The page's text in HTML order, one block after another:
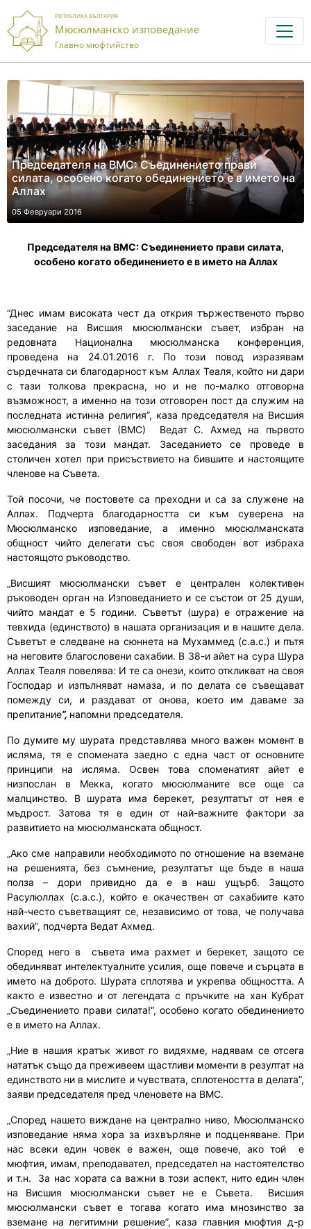
РЕПУБЛИКА БЪЛГАРИЯ
Мюсюлманско изповедание
Главно мюфтийство
Председателя на ВМС: Съединението прави
силата, особено когато обединението е в името на
Аллах
05 Февруари 2016
Председателя на ВМС: Съединението прави силата,
особено когато обединението е в името на Аллах
“Днес имам високата чест да открия тържественото първо
заседание на Висшия мюсюлмански съвет, избран на
редовната Национална мюсюлманска конференция,
проведена на 24.01.2016 г. По този повод изразявам
сърдечната си благодарност към Аллах Теаля, който ни дари
с тази толкова прекрасна, но и не по-малко отговорна
възможност, а именно на този отговорен пост да служим на
последната истинна религия”, каза председателя на Висшия
мюсюлмански съвет (ВМС)
Ведат С. Ахмед на първото
заседания за този мандат. Заседанието се проведе в
столичен хотел при присъствието на бившите и настоящите
членове на Съвета.
Той посочи, че постовете са преходни и са за служене на
Аллах. Подчерта благодарността си към суверена на
Мюсюлманско изповедание, а именно мюсюлманската
общност чийто делегати със своя свободен вот избраха
настоящото ръководство.
„Висшият мюсюлмански съвет е централен колективен
ръководен орган на Изповеданието и се състои от 25 души,
чийто мандат е 5 години. Съветът (шура) е отражение на
тевхида (единството) в нашата организация и в нашите дела.
Съветът е следване на сюннета на Мухаммед (с.а.с.) и пътя
на неговите благословени сахабии. В 38-и айет на сура Шура
Аллах Теаля повелява: И те са онези, които откликват на своя
Господар и изпълняват намаза, и по делата се съвещават
помежду си, и раздават от онова, което им даваме за
препитание”, напомни председателя.
По думите му шурата представлява много важен момент в
исляма, тя е спомената заедно с една част от основните
принципи на исляма. Освен това споменатият айет е
низпослан в Мекка, когато мюсюлманите все още са
малцинство. В шурата има берекет, резултатът от нея е
мъдрост. Затова тя е един от най-важните фактори за
развитието на мюсюлманската общност.
„Ако сме направили необходимото по отношение на вземане
на решенията, без съмнение, резултатът ще бъде в наша
полза – дори привидно да е в наш ущърб. Защото
Расулюллах (с.а.с.), който е окачествен от сахабиите като
най-често съветващият се, независимо от това, че получава
вахий”, подчерта Ведат Ахмед.
Според него в
съвета има рахмет и берекет, защото се
обединяват интелектуалните усилия, още повече и сърцата в
името на доброто. Шурата сплотява и укрепва общността. А
както е известно и от легендата с пръчките на хан Кубрат
„Съединението прави силата!“, особено когато обединението
е в името на Аллах.
„Ние в нашия кратък живот го видяхме, надявам се отсега
нататък също да преживеем щастливи моменти в резултат на
единството ни в мислите и чувствата, сплотеността в делата”,
заяви председателя пред членовете на ВМС.
„Според нашето виждане на централно ниво, Мюсюлманско
изповедание няма хора за изхвърляне и подценяване. При
нас всеки един човек е важен, още повече, ако той
е
мюфтия, имам, преподавател, председател на настоятелство
и т.н.
За нас хората са важни в този аспект, нито един член
на Висшия мюсюлмански съвет не е Съвета.
Висшия
мюсюлмански съвет е тогава когато има мнозинство за
вземане на легитимни решение”, каза главния мюфтия д-р